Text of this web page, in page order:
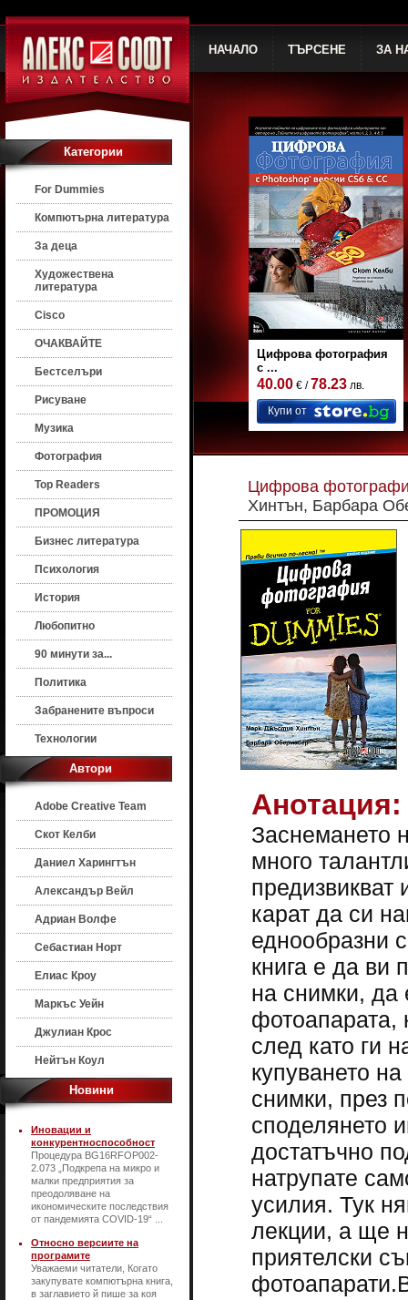
НАЧАЛО ТЪРСЕНЕ ЗА
Категории
For Dummies
Компютърна литература
За деца
Художествена
литература
Cisco
ОЧАКВАЙТЕ
Бестселъри
Рисуване
Музика
Фотография
Top Readers
ПРОМОЦИЯ
Бизнес литература
Психология
История
Любопитно
90 минути за...
Политика
Забранените въпроси
Технологии
Автори
Adobe Creative Team
Скот Келби
Даниел Харингтън
Александър Вейл
Адриан Волфе
Себастиан Норт
Елиас Кроу
Маркъс Уейн
Джулиан Крос
Нейтън Коул
Новини
Иновации и
конкурентноспособност
Процедура BG16RFOP002-
2.073 „Подкрепа на микро и
малки предприятия за
преодоляване на
икономическите последствия
от пандемията COVID-19“ ...
Относно версиите на
програмите
Уважаеми читатели, Когато
закупувате компютърна книга,
в заглавието й пише за коя
Цифрова фотография
с ...
40.00 € /78.23 лв.
Купи от
Цифрова
Хинтън, Барбара
Анотация:
Заснемането
много
предизвикват
карат да си
еднообразни
книга е да ви
на снимки, да
фотоапарата,
след като ги
купуването
снимки, през
споделянето
достатъчно
натрупате
усилия. Тук
лекции, а ще
приятелски